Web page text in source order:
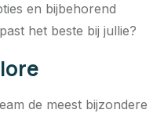
en bijbehorend
het beste bij jullie?
de meest bijzondere